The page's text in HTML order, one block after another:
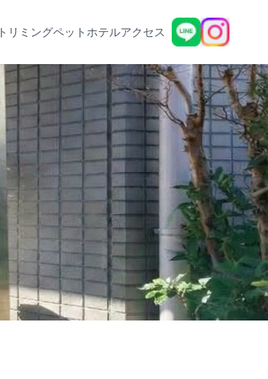
トリミングペットホテルアクセス